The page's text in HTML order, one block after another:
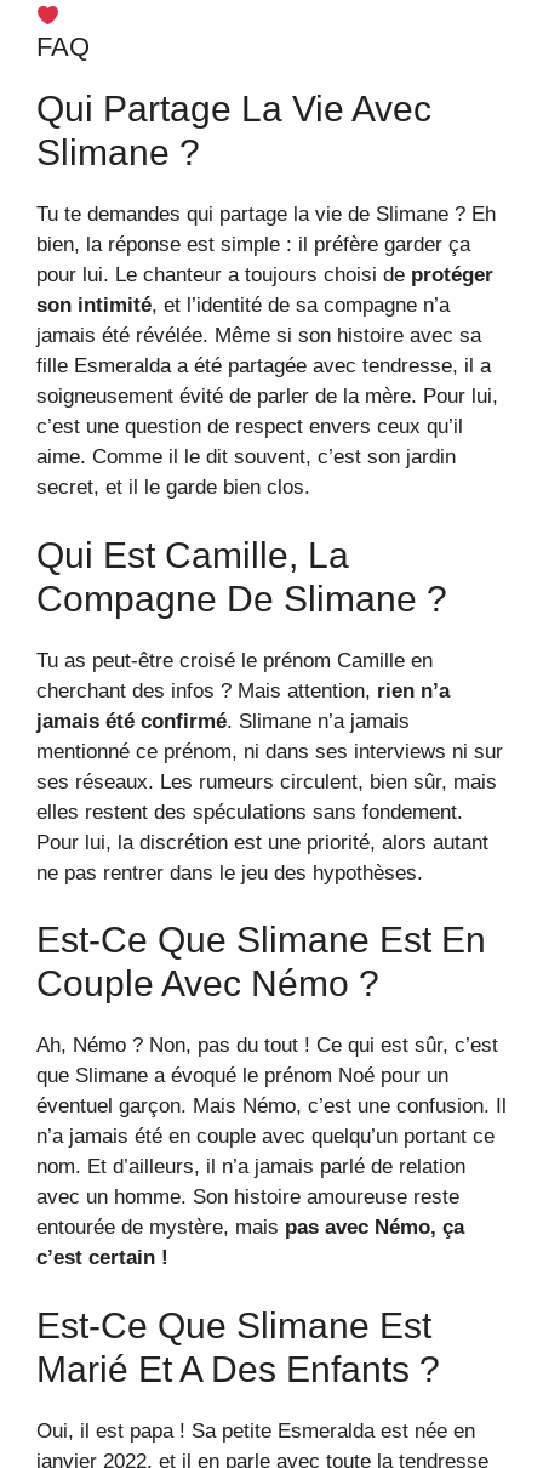
FAQ
Qui Partage La Vie Avec
Slimane ?
Tu te demandes qui partage la vie de Slimane ? Eh
bien, la réponse est simple : il préfère garder ça
pour lui. Le chanteur a toujours choisi de protéger
son intimité, et l’identité de sa compagne n’a
jamais été révélée. Même si son histoire avec sa
fille Esmeralda a été partagée avec tendresse, il a
soigneusement évité de parler de la mère. Pour lui,
c’est une question de respect envers ceux qu’il
aime. Comme il le dit souvent, c’est son jardin
secret, et il le garde bien clos.
Qui Est Camille, La
Compagne De Slimane ?
Tu as peut-être croisé le prénom Camille en
cherchant des infos ? Mais attention, rien n’a
jamais été confirmé. Slimane n’a jamais
mentionné ce prénom, ni dans ses interviews ni sur
ses réseaux. Les rumeurs circulent, bien sûr, mais
elles restent des spéculations sans fondement.
Pour lui, la discrétion est une priorité, alors autant
ne pas rentrer dans le jeu des hypothèses.
Est-Ce Que Slimane Est En
Couple Avec Némo ?
Ah, Némo ? Non, pas du tout ! Ce qui est sûr, c’est
que Slimane a évoqué le prénom Noé pour un
éventuel garçon. Mais Némo, c’est une confusion. Il
n’a jamais été en couple avec quelqu’un portant ce
nom. Et d’ailleurs, il n’a jamais parlé de relation
avec un homme. Son histoire amoureuse reste
entourée de mystère, mais pas avec Némo, ça
c’est certain !
Est-Ce Que Slimane Est
Marié Et A Des Enfants ?
Oui, il est papa ! Sa petite Esmeralda est née en
janvier 2022, et il en parle avec toute la tendresse